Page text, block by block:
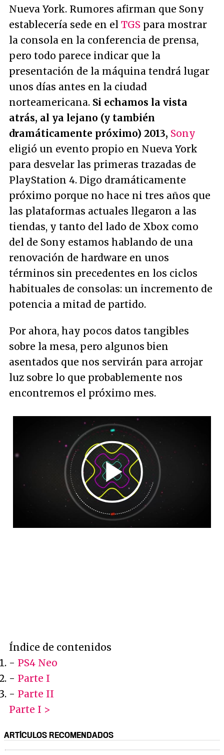
Nueva York. Rumores afirman que Sony
establecería sede en el TGS para mostrar
la consola en la conferencia de prensa,
pero todo parece indicar que la
presentación de la máquina tendrá lugar
unos días antes en la ciudad
norteamericana. Si echamos la vista
atrás, al ya lejano (y también
dramáticamente próximo) 2013, Sony
eligió un evento propio en Nueva York
para desvelar las primeras trazadas de
PlayStation 4. Digo dramáticamente
próximo porque no hace ni tres años que
las plataformas actuales llegaron a las
tiendas, y tanto del lado de Xbox como
del de Sony estamos hablando de una
renovación de hardware en unos
términos sin precedentes en los ciclos
habituales de consolas: un incremento de
potencia a mitad de partido.
Por ahora, hay pocos datos tangibles
sobre la mesa, pero algunos bien
asentados que nos servirán para arrojar
luz sobre lo que probablemente nos
encontremos el próximo mes.
Índice de contenidos
- PS4 Neo
- Parte I
- Parte II
Parte I >
ARTÍCULOS RECOMENDADOS